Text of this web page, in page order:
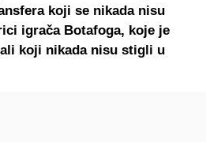
koji se nikada nisu
igrača Botafoga, koje je
koji nikada nisu stigli u